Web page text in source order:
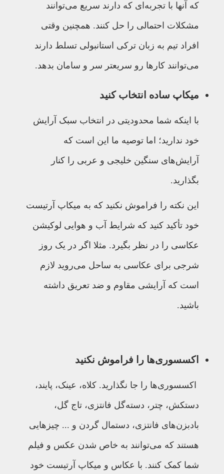
که آنها با تجربه‌ای که دارند سریع می‌توانند
مشکلات احتمالی را حل کنند. همچنین وقتی
افراد تیم به زبان ترکی استانبولی تسلط دارند
می‌توانند کارها رو سریعتر سر و سامان بدهد.
میکاپ ساده انتخاب کنید
با اینکه شما محدودیتی در انتخاب سبک آرایش
خود ندارید؛ اما توصیه ما این است که
آرایش‌های سنگین خلیجی و عربی را کنار
بگذارید.
این نکته را فراموش نکنید که به میکاپ آرتیست
خود تأکید کنید که شرایط آب و هوایی لوکیشن
عکاسی را در نظر بگیرد. مثلا اگر در یک روز
شرجی برای عکاسی به ساحل می‌روید لازم
است که آرایشی مقاوم و ضد تعریق داشته
باشید.
اکسسوری‌ها را فراموش نکنید
اکسسوری‌ها را جا نگذارید. کلاه، عینک، پایند،
دستکش، چتر، دسته‌گل فانتزی، تاج گل،‌
بادبزن‌های فانتزی، دستمال گردن و ... چیزهایی
هستند که می‌توانند به خاص شدن عکس و فیلم
شما کمک کنند. با عکاس و میکاپ آرتیست خود